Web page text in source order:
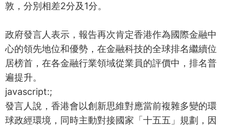
敦，分別相差2分及1分。
政府發言人表示，報告再次肯定香港作為國際金融中
心的領先地位和優勢，在金融科技的全球排名繼續位
居榜首，在各金融行業領域從業員的評價中，排名普
遍提升。
javascript:;
發言人說，香港會以創新思維對應當前複雜多變的環
球政經環境，同時主動對接國家「十五五」規劃，因